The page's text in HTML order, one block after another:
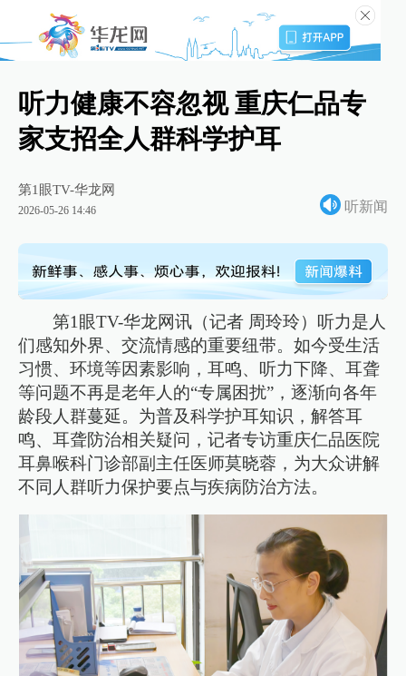
听力健康不容忽视 重庆仁品专
家支招全人群科学护耳
第1眼TV-华龙网
2026-05-26 14:46 听新闻
第1眼TV-华龙网讯（记者 周玲玲）听力是人
们感知外界、交流情感的重要纽带。如今受生活
习惯、环境等因素影响，耳鸣、听力下降、耳聋
等问题不再是老年人的“专属困扰”，逐渐向各年
龄段人群蔓延。为普及科学护耳知识，解答耳
鸣、耳聋防治相关疑问，记者专访重庆仁品医院
耳鼻喉科门诊部副主任医师莫晓蓉，为大众讲解
不同人群听力保护要点与疾病防治方法。